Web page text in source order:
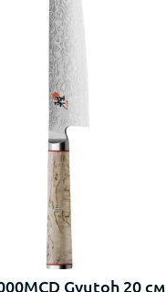
Gyutoh 20 см